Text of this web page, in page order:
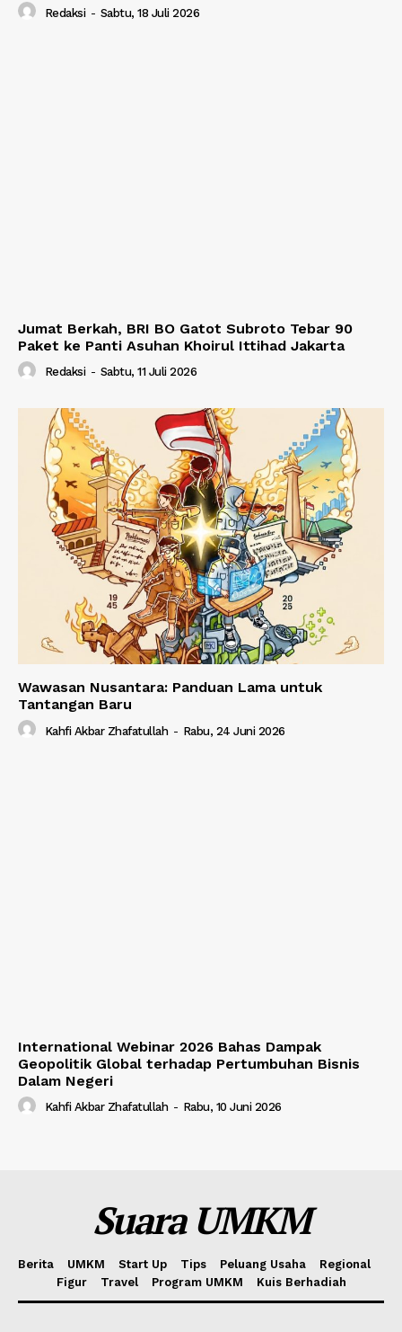
Redaksi - Sabtu, 18 Juli 2026
Jumat Berkah, BRI BO Gatot Subroto Tebar 90
Paket ke Panti Asuhan Khoirul Ittihad Jakarta
Redaksi - Sabtu, 11 Juli 2026
Wawasan Nusantara: Panduan Lama untuk
Tantangan Baru
Kahfi Akbar Zhafatullah - Rabu, 24 Juni 2026
International Webinar 2026 Bahas Dampak
Geopolitik Global terhadap Pertumbuhan Bisnis
Dalam Negeri
Kahfi Akbar Zhafatullah - Rabu, 10 Juni 2026
Suara UMKM
Berita UMKM Start Up Tips Peluang Usaha
Regional
Figur
Travel Program UMKM Kuis Berhadiah